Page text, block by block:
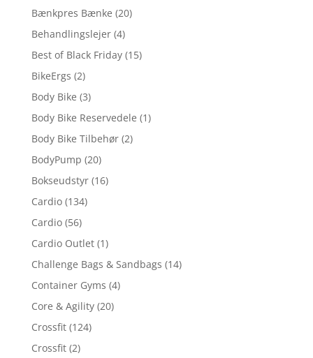
Bænkpres Bænke (20)
Behandlingslejer (4)
Best of Black Friday (15)
BikeErgs (2)
Body Bike (3)
Body Bike Reservedele (1)
Body Bike Tilbehør (2)
BodyPump (20)
Bokseudstyr (16)
Cardio (134)
Cardio (56)
Cardio Outlet (1)
Challenge Bags & Sandbags (14)
Container Gyms (4)
Core & Agility (20)
Crossfit (124)
Crossfit (2)